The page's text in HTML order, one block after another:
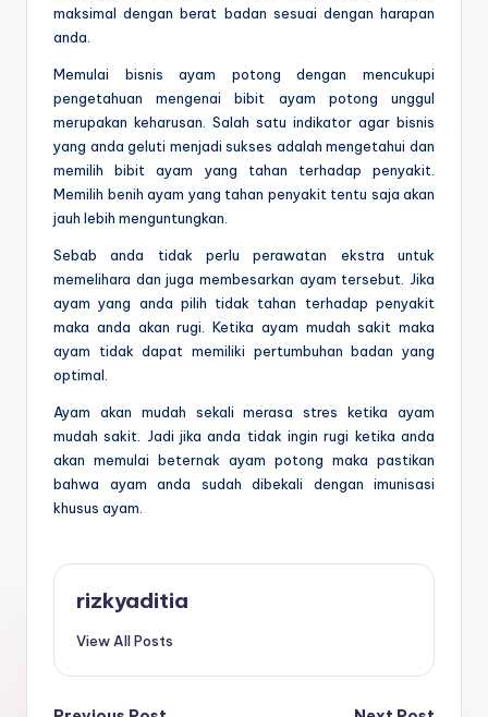
maksimal dengan berat badan sesuai dengan harapan
anda.
Memulai bisnis ayam potong dengan mencukupi
pengetahuan mengenai bibit ayam potong unggul
merupakan keharusan. Salah satu indikator agar bisnis
yang anda geluti menjadi sukses adalah mengetahui dan
memilih bibit ayam yang tahan terhadap penyakit.
Memilih benih ayam yang tahan penyakit tentu saja akan
jauh lebih menguntungkan.
Sebab anda tidak perlu perawatan ekstra untuk
memelihara dan juga membesarkan ayam tersebut. Jika
ayam yang anda pilih tidak tahan terhadap penyakit
maka anda akan rugi. Ketika ayam mudah sakit maka
ayam tidak dapat memiliki pertumbuhan badan yang
optimal.
Ayam akan mudah sekali merasa stres ketika ayam
mudah sakit. Jadi jika anda tidak ingin rugi ketika anda
akan memulai beternak ayam potong maka pastikan
bahwa ayam anda sudah dibekali dengan imunisasi
khusus ayam.
rizkyaditia
View All Posts